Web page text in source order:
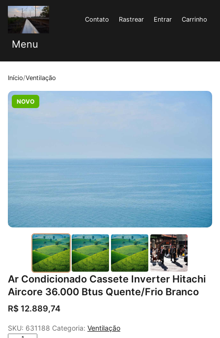
Contato Rastrear Entrar Carrinho
Menu
Início/Ventilação
NOVO
Ar Condicionado Cassete Inverter Hitachi
Aircore 36.000 Btus Quente/Frio Branco
R$ 12.889,74
SKU: 631188 Categoria: Ventilação